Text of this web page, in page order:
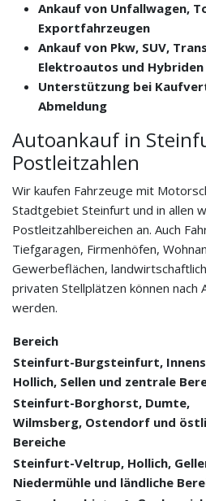
Ankauf von Unfallwagen,
Exportfahrzeugen
Ankauf von Pkw, SUV,
Elektroautos und Hybriden
Unterstützung bei
Abmeldung
Autoankauf in
Postleitzahlen
Wir kaufen Fahrzeuge mit
Stadtgebiet Steinfurt und in allen
Postleitzahlbereichen an. Auch
Tiefgaragen, Firmenhöfen,
Gewerbeflächen,
privaten Stellplätzen können nach
werden.
Bereich
Steinfurt-Burgsteinfurt,
Hollich, Sellen und zentrale
Steinfurt-Borghorst, Dumte,
Wilmsberg, Ostendorf und
Bereiche
Steinfurt-Veltrup, Hollich,
Niedermühle und ländliche